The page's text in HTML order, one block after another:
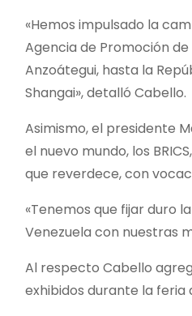
«Hemos impulsado la
Agencia de Promoción
Anzoátegui, hasta la
Shangai», detalló Cabello.
Asimismo, el presidente
el nuevo mundo, los
que reverdece, con
«Tenemos que fijar duro
Venezuela con nuestras
Al respecto Cabello
exhibidos durante la feria